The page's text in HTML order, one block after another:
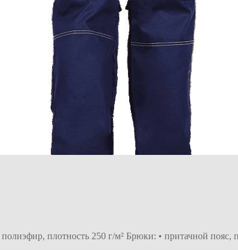
плотность 250 г/м² Брюки: • притачной